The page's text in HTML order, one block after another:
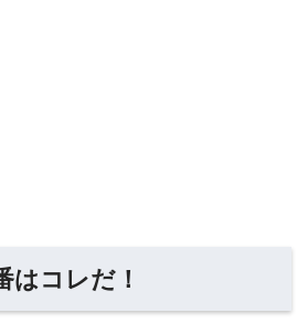
はコレだ！